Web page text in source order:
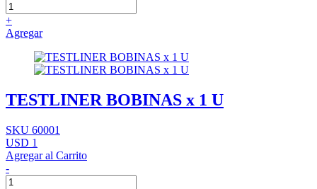
+
Agregar
TESTLINER BOBINAS x 1 U
SKU 60001
USD 1
Agregar al Carrito
-